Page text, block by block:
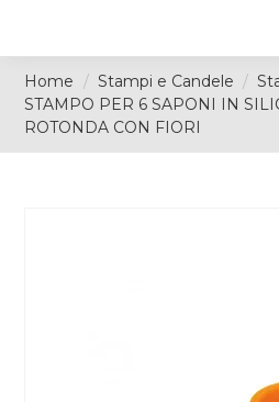
Home Stampi e Candele
STAMPO PER 6 SAPONI IN
ROTONDA CON FIORI